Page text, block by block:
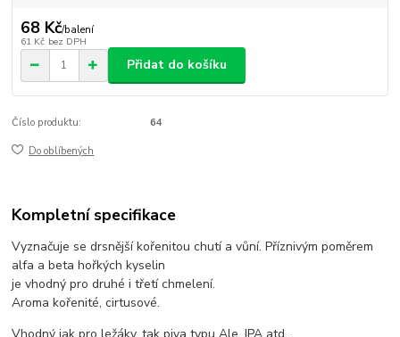
68 Kč/balení
61 Kč bez DPH
Přidat do košíku
Číslo produktu: 64
Do oblíbených
Kompletní specifikace
Vyznačuje se drsnější kořenitou chutí a vůní. Příznivým poměrem
alfa a beta hořkých kyselin
je vhodný pro druhé i třetí chmelení.
Aroma kořenité, cirtusové.